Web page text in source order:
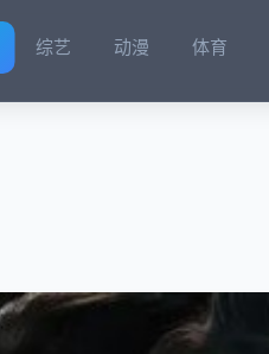
综艺 动漫 体育